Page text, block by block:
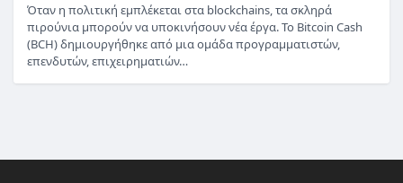
Όταν η πολιτική εμπλέκεται στα blockchains, τα σκληρά
πιρούνια μπορούν να υποκινήσουν νέα έργα. Το Bitcoin Cash
(BCH) δημιουργήθηκε από μια ομάδα προγραμματιστών,
επενδυτών, επιχειρηματιών…